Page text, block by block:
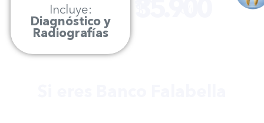
Incluye:
Diagnóstico y
Radiografías